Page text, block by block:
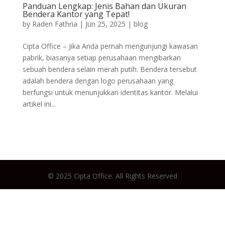
Panduan Lengkap: Jenis Bahan dan Ukuran
Bendera Kantor yang Tepat!
by Raden Fathria | Jun 25, 2025 | blog
Cipta Office – Jika Anda pernah mengunjungi kawasan
pabrik, biasanya setiap perusahaan mengibarkan
sebuah bendera selain merah putih. Bendera tersebut
adalah bendera dengan logo perusahaan yang
berfungsi untuk menunjukkan identitas kantor. Melalui
artikel ini...
© 2025 Cipta Office. All Rights Reserved